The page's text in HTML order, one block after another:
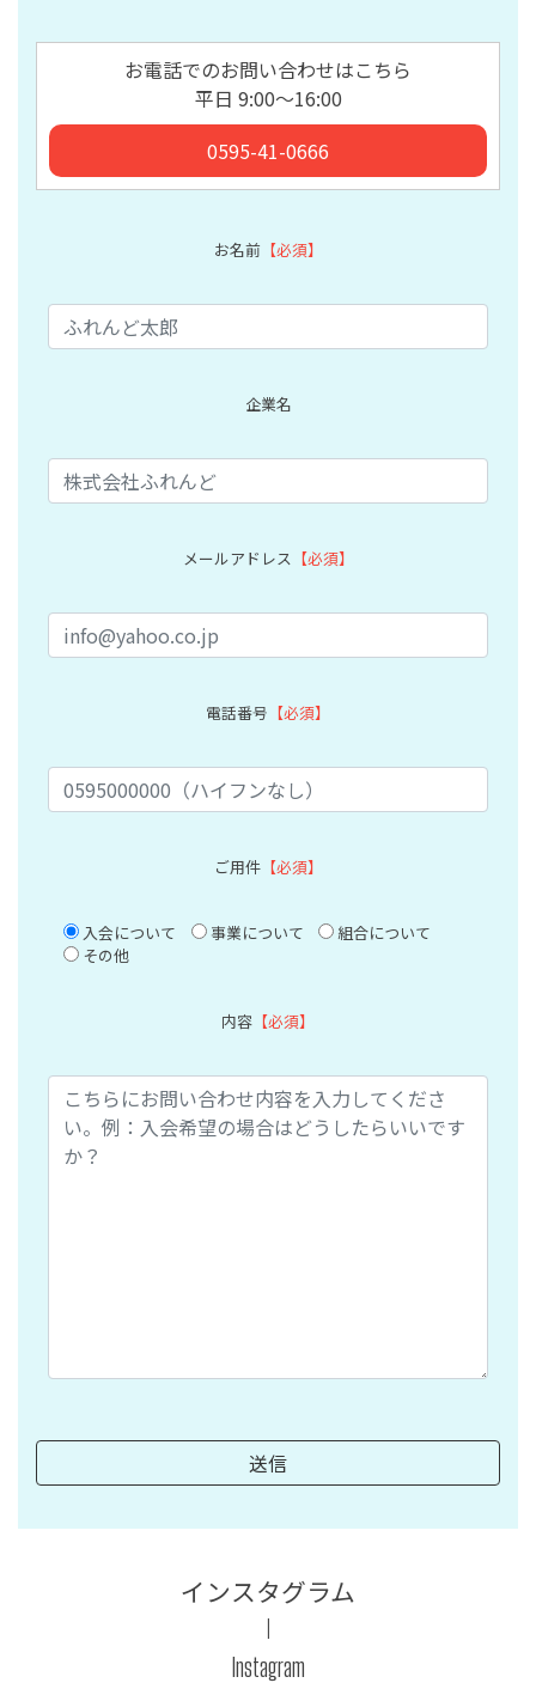
お電話でのお問い合わせはこちら
平日 9:00〜16:00
0595-41-0666
お名前 【必須】
企業名
メールアドレス 【必須】
電話番号 【必須】
ご用件【必須】
入会について 事業について
組合について
その他
内容 【必須】
インスタグラム
Instagram